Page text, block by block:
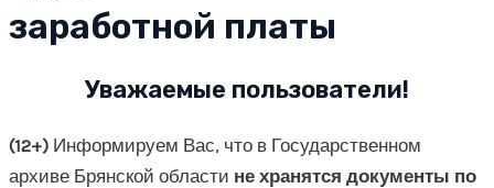
заработной платы
Уважаемые пользователи!
(12+) Информируем Вас, что в Государственном
архиве Брянской области не хранятся документы по